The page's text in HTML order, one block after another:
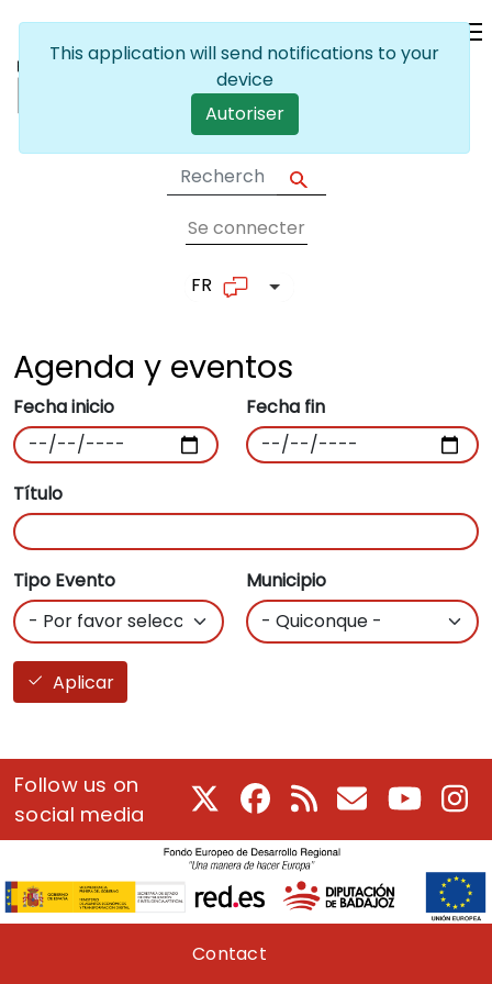
User account
Se connecter
FR List additional actions
Agenda y eventos
Fecha inicio Fecha fin
Título
Tipo Evento Municipio
Aplicar
Follow us on
social media
Facebook
RSS CourrielYoutube
Pie de páginaContact
This application will send notifications to your
device
Autoriser